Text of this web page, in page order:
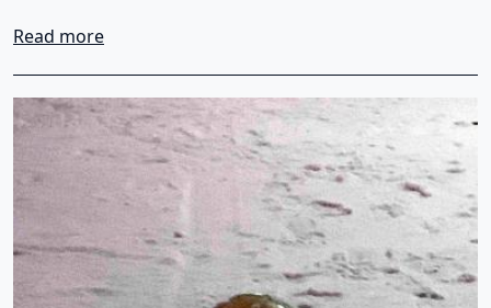
Read moreabout glamour and respect – the one evening